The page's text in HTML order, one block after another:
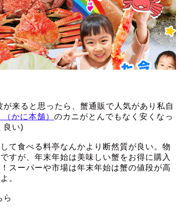
来ると思ったら、蟹通販で人気があり私自
（かに本舗） のカニがとんでもなく安くなっ
良い)
て食べる料亭なんかより断然質が良い。物
すが、年末年始は美味しい蟹をお得に購入
スーパーや市場は年末年始は蟹の値段が高
。
ら